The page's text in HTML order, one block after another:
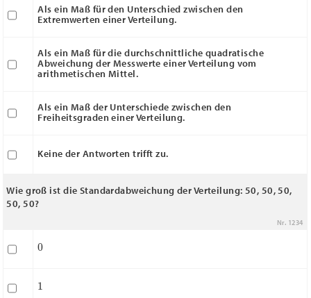
Als ein Maß für den Unterschied zwischen den
Extremwerten einer Verteilung.
Als ein Maß für die durchschnittliche quadratische
Abweichung der Messwerte einer Verteilung vom
arithmetischen Mittel.
Als ein Maß der Unterschiede zwischen den
Freiheitsgraden einer Verteilung.
Keine der Antworten trifft zu.
Wie groß ist die Standardabweichung der Verteilung: 50, 50, 50,
50, 50?
Nr. 1234
0
1